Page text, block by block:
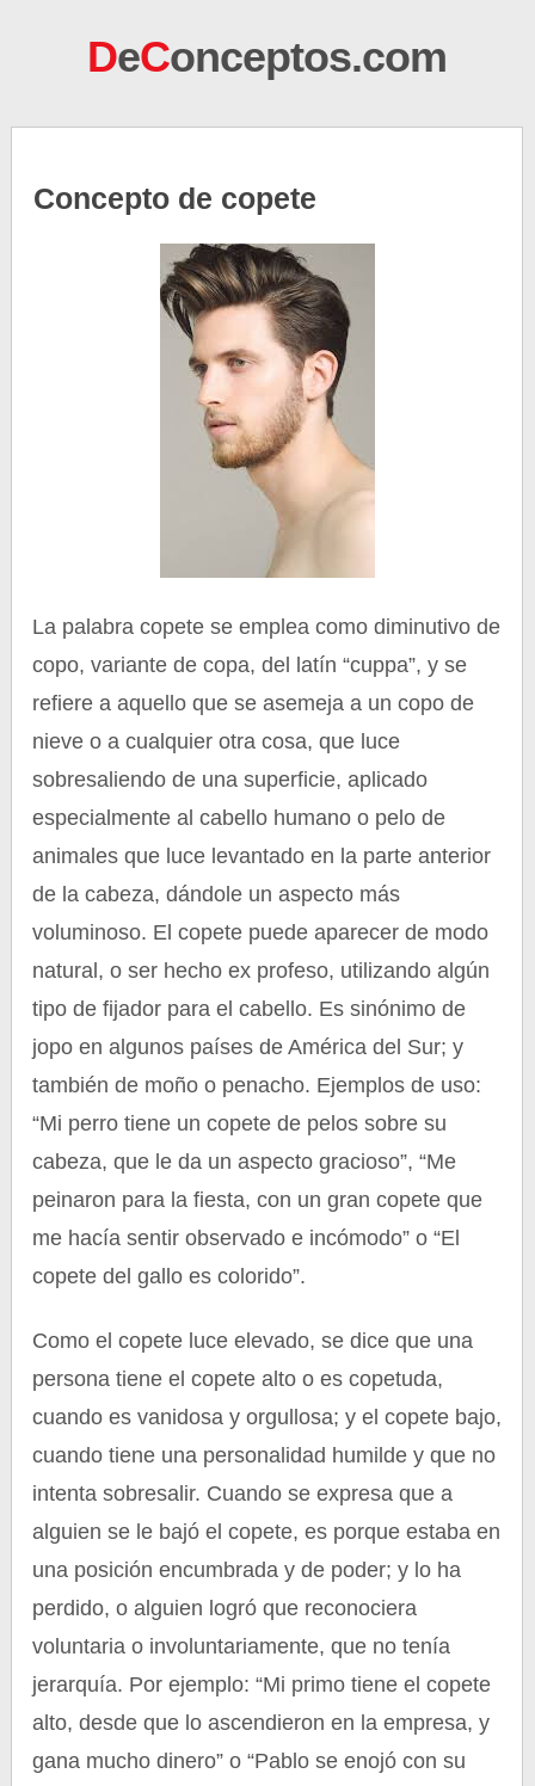
DeConceptos.com
Concepto de copete
La palabra copete se emplea como diminutivo de
copo, variante de copa, del latín “cuppa”, y se
refiere a aquello que se asemeja a un copo de
nieve o a cualquier otra cosa, que luce
sobresaliendo de una superficie, aplicado
especialmente al cabello humano o pelo de
animales que luce levantado en la parte anterior
de la cabeza, dándole un aspecto más
voluminoso. El copete puede aparecer de modo
natural, o ser hecho ex profeso, utilizando algún
tipo de fijador para el cabello. Es sinónimo de
jopo en algunos países de América del Sur; y
también de moño o penacho. Ejemplos de uso:
“Mi perro tiene un copete de pelos sobre su
cabeza, que le da un aspecto gracioso”, “Me
peinaron para la fiesta, con un gran copete que
me hacía sentir observado e incómodo” o “El
copete del gallo es colorido”.
Como el copete luce elevado, se dice que una
persona tiene el copete alto o es copetuda,
cuando es vanidosa y orgullosa; y el copete bajo,
cuando tiene una personalidad humilde y que no
intenta sobresalir. Cuando se expresa que a
alguien se le bajó el copete, es porque estaba en
una posición encumbrada y de poder; y lo ha
perdido, o alguien logró que reconociera
voluntaria o involuntariamente, que no tenía
jerarquía. Por ejemplo: “Mi primo tiene el copete
alto, desde que lo ascendieron en la empresa, y
gana mucho dinero” o “Pablo se enojó con su